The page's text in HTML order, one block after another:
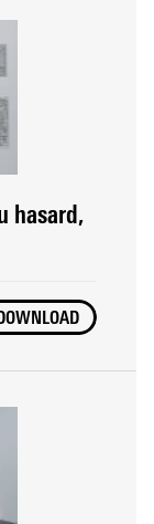
hasard,